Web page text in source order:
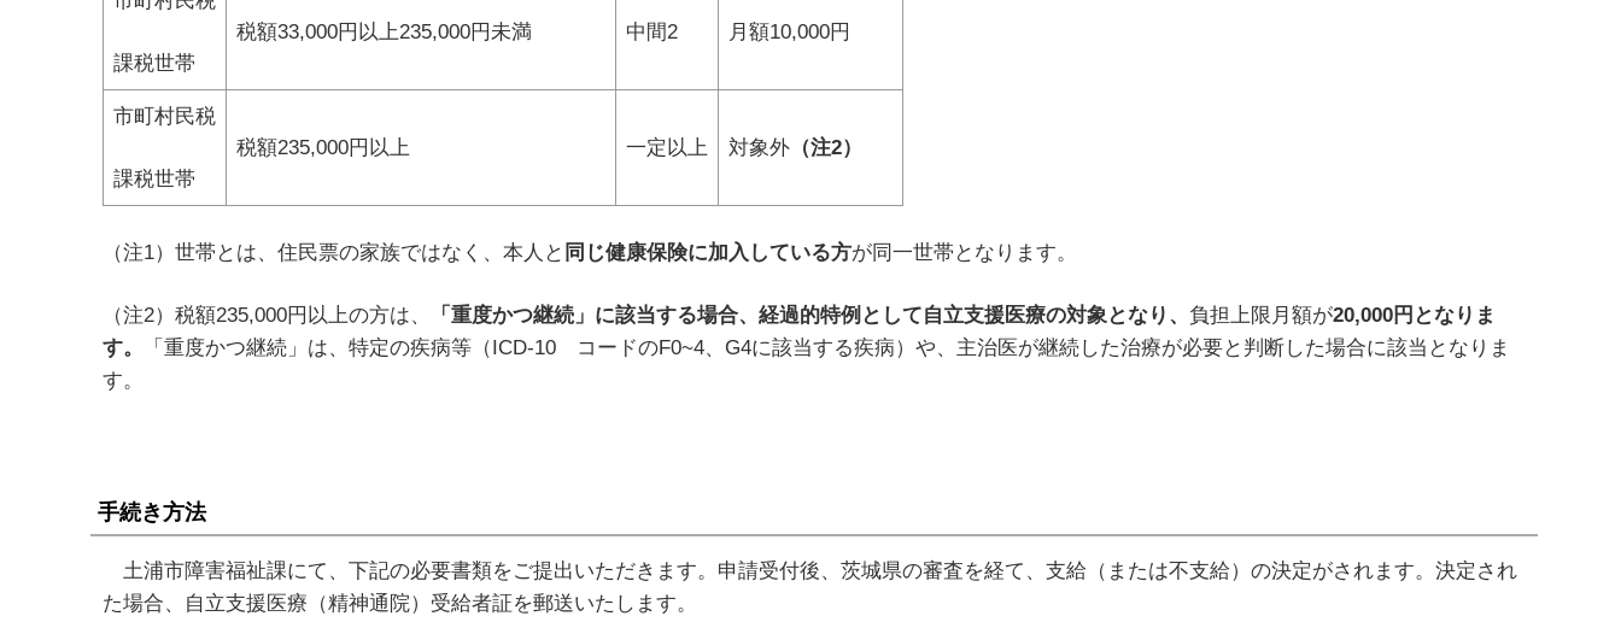
課税世帯
税額33,000円以上235,000円未満 中間2 月額10,000円
市町村民税
課税世帯
税額235,000円以上 一定以上 対象外 （注2）
（注1）世帯とは、住民票の家族ではなく、本人と 同じ健康保険に加入している方が同一世帯となります。
（注2）税額235,000円以上の方は、 「重度かつ継続」に該当する場合、経過的特例として自立支援医療の対象となり、 負担上限月額が20,000円となりま
す。
「重度かつ継続」は、特定の疾病等（ICD-10 コードのF0~4、G4に該当する疾病）や、主治医が継続した治療が必要と判断した場合に該当となりま
す。
手続き方法
土浦市障害福祉課にて、下記の必要書類をご提出いただきます。申請受付後、茨城県の審査を経て、支給（または不支給）の決定がされます。決定され
た場合、自立支援医療（精神通院）受給者証を郵送いたします。